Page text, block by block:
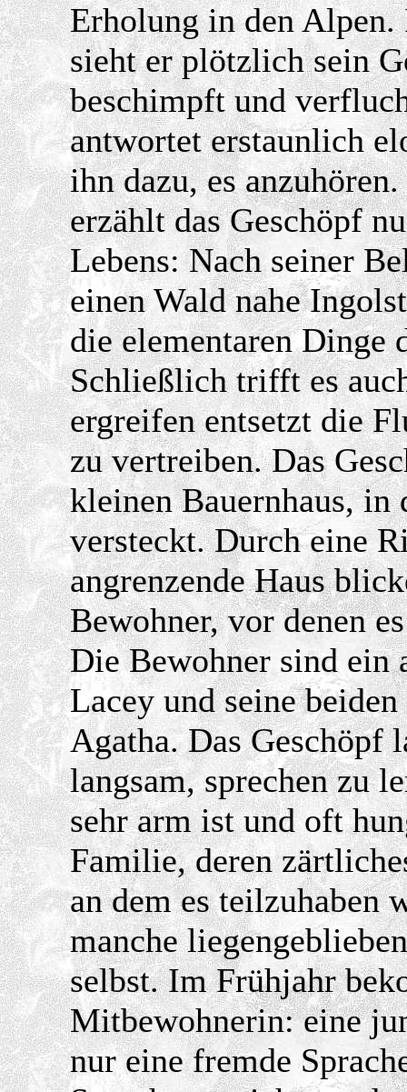
Erholung in den
sieht er plötzlich sein
beschimpft und
antwortet erstaunlich
ihn dazu, es
erzählt das Geschöpf
Lebens: Nach seiner
einen Wald nahe
die elementaren Dinge
Schließlich trifft es
ergreifen entsetzt die
zu vertreiben. Das
kleinen Bauernhaus, in
versteckt. Durch eine
angrenzende Haus
Bewohner, vor denen
Die Bewohner sind ein
Lacey und seine
Agatha. Das Geschöpf
langsam, sprechen zu
sehr arm ist und oft
Familie, deren
an dem es teilzuhaben
manche
selbst. Im Frühjahr
Mitbewohnerin: eine
nur eine fremde